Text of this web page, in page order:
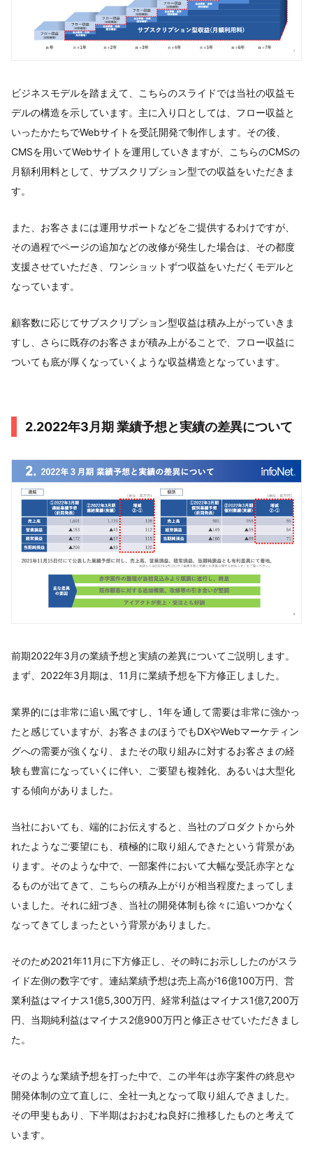
ビジネスモデルを踏まえて、こちらのスライドでは当社の収益モ
デルの構造を示しています。主に入り口としては、フロー収益と
いったかたちでWebサイトを受託開発で制作します。その後、
CMSを用いてWebサイトを運用していきますが、こちらのCMSの
月額利用料として、サブスクリプション型での収益をいただきま
す。
また、お客さまには運用サポートなどをご提供するわけですが、
その過程でページの追加などの改修が発生した場合は、その都度
支援させていただき、ワンショットずつ収益をいただくモデルと
なっています。
顧客数に応じてサブスクリプション型収益は積み上がっていきま
すし、さらに既存のお客さまが積み上がることで、フロー収益に
ついても底が厚くなっていくような収益構造となっています。
2.2022年3月期 業績予想と実績の差異について
前期2022年3月の業績予想と実績の差異についてご説明します。
まず、2022年3月期は、11月に業績予想を下方修正しました。
業界的には非常に追い風ですし、1年を通して需要は非常に強かっ
たと感じていますが、お客さまのほうでもDXやWebマーケティン
グへの需要が強くなり、またその取り組みに対するお客さまの経
験も豊富になっていくに伴い、ご要望も複雑化、あるいは大型化
する傾向がありました。
当社においても、端的にお伝えすると、当社のプロダクトから外
れたようなご要望にも、積極的に取り組んできたという背景があ
ります。そのような中で、一部案件において大幅な受託赤字とな
るものが出てきて、こちらの積み上がりが相当程度たまってしま
いました。それに紐づき、当社の開発体制も徐々に追いつかなく
なってきてしまったという背景がありました。
そのため2021年11月に下方修正し、その時にお示ししたのがスラ
イド左側の数字です。連結業績予想は売上高が16億100万円、営
業利益はマイナス1億5,300万円、経常利益はマイナス1億7,200万
円、当期純利益はマイナス2億900万円と修正させていただきまし
た。
そのような業績予想を打った中で、この半年は赤字案件の終息や
開発体制の立て直しに、全社一丸となって取り組んできました。
その甲斐もあり、下半期はおおむね良好に推移したものと考えて
います。